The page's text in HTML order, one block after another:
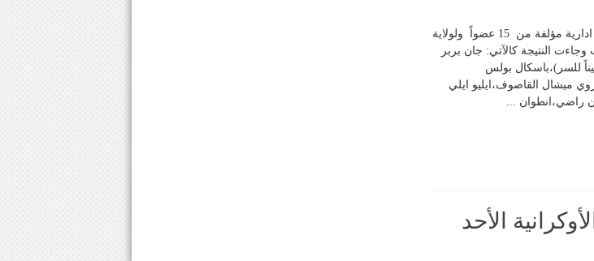
انعقدت الجمعية العمومية لنادي الشبيبة البوشرية وانتخبت بالتزكية لجنة ادارية مؤلفة من 15 عضواً ولولاية
المناصب وجاءت النتيجة كالآتي: جان بربر
للسر)،باسكال بولس
ميشال القاصوف،ايليو ايلي
راضي،انطوان ...
الأحد